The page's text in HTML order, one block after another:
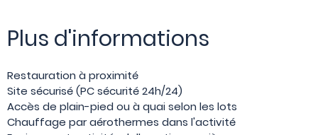
Plus d'informations
Restauration à proximité
Site sécurisé (PC sécurité 24h/24)
Accès de plain-pied ou à quai selon les lots
Chauffage par aérothermes dans l'activité